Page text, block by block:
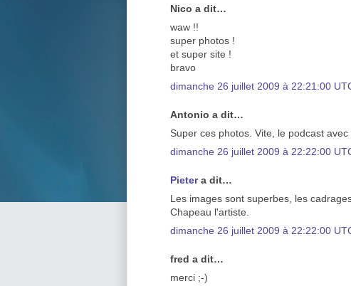
Nico a dit…
waw !!
super photos !
et super site !
bravo
dimanche 26 juillet 2009 à 22:21:00
Antonio a dit…
Super ces photos. Vite, le podcast avec
dimanche 26 juillet 2009 à 22:22:00
Pietera dit…
Les images sont superbes, les
Chapeau l'artiste.
dimanche 26 juillet 2009 à 22:22:00
fred a dit…
merci ;-)